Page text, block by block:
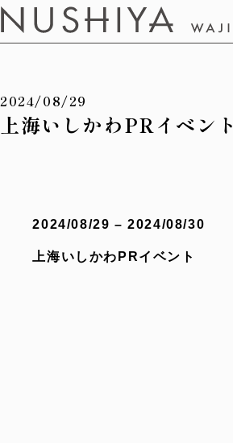
2024/08/29
上海いしかわPRイベント
2024/08/29 – 2024/08/30
上海いしかわPRイベント